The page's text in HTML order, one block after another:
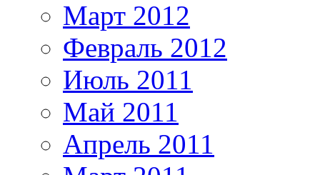
Март 2012
Февраль 2012
Июль 2011
Май 2011
Апрель 2011